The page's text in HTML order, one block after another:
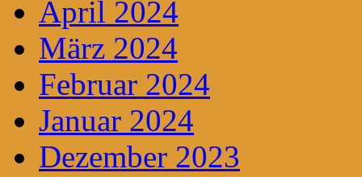
April 2024
März 2024
Februar 2024
Januar 2024
Dezember 2023